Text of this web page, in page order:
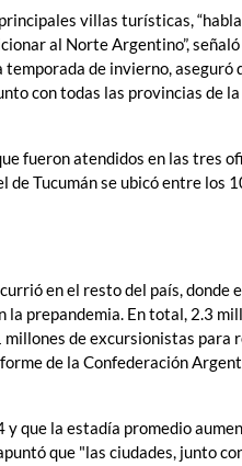
villas turísticas,
al Norte Argentino”,
de invierno,
con todas las provincias de
fueron atendidos en las tres
Tucumán se ubicó entre los
en el resto del país, donde
la prepandemia. En total, 2.3
de excursionistas para
de la Confederación
que la estadía promedio
que "las ciudades, junto